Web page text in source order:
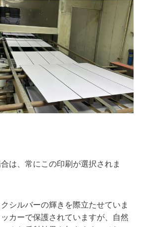
は、常にこの印刷が選択されま
シルバーの輝きを際立たせていま
カーで保護されていますが、自然